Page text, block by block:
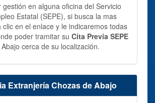
gestión en alguna oficina del Servicio
Estatal (SEPE), si busca la mas
clic en el enlace y le indicaremos todas
poder tramitar su Cita Previa SEPE
cerca de su localización.
Extranjería Chozas de Abajo